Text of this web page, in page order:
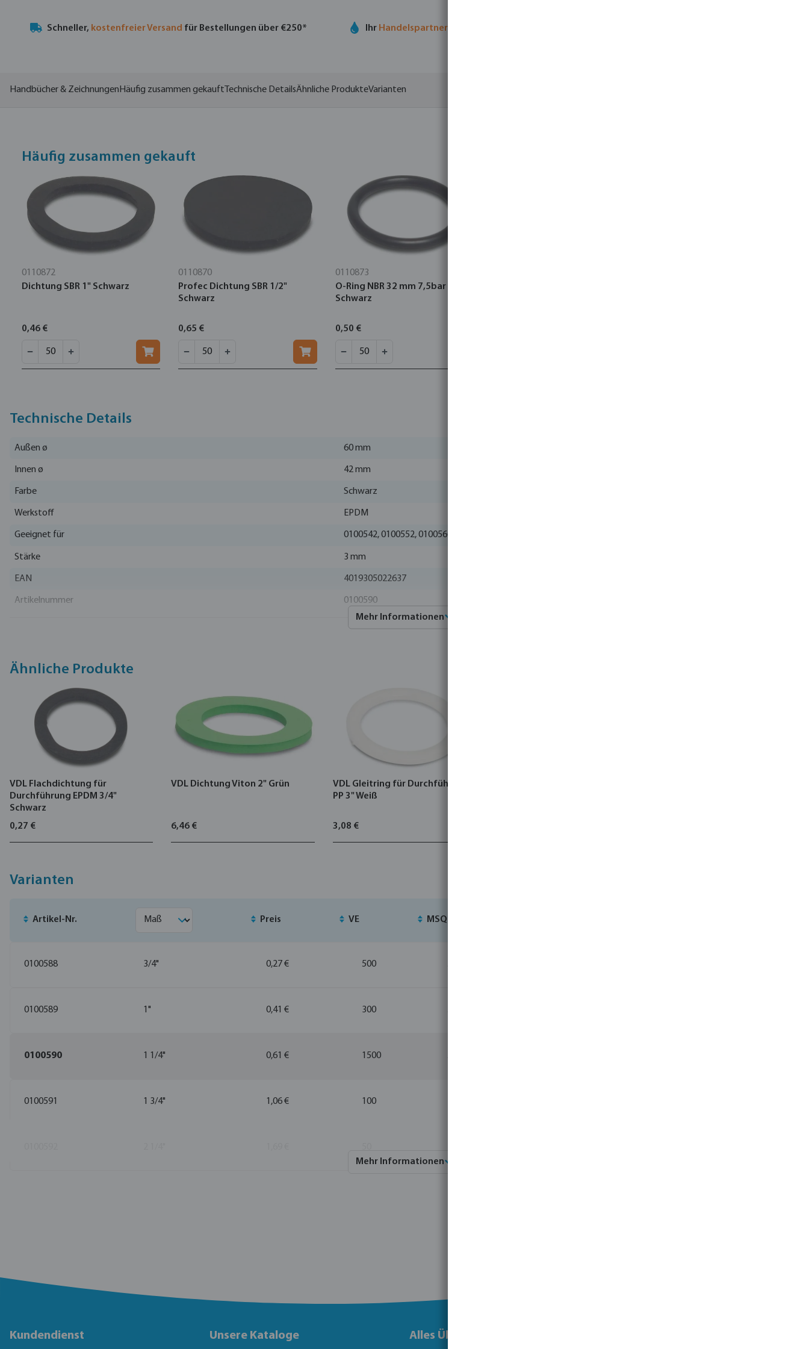
Schneller, kostenfreier Versand für Bestellungen über €250* Ihr Handelspartner
Handbücher & Zeichnungen Häufig zusammen gekauft Technische DetailsÄhnliche ProdukteVarianten
Häufig zusammen gekauft
0110872
Dichtung SBR 1" Schwarz
0,46 €
0110870
Profec Dichtung SBR 1/2"
Schwarz
0,65 €
0110873
O-Ring NBR 32 mm 7,5bar
Schwarz
0,50 €
Technische Details
Außen ø 60 mm
Innen ø 42 mm
Farbe Schwarz
Werkstoff EPDM
Geeignet für 0100542, 0100552, 0100560
Stärke 3 mm
EAN 4019305022637
Artikelnummer 0100590
VDL
Mehr Informationen
Ähnliche Produkte
VDL Flachdichtung für
Durchführung EPDM 3/4"
Schwarz
0,27 €
VDL Dichtung Viton 2" Grün
6,46 €
VDL Gleitring für Durchführung
PP 3" Weiß
3,08 €
Varianten
Artikel-Nr. Preis VE MSQ
0100588 3/4" 0,27 € 500
0100589 1" 0,41 € 300
0100590 1 1/4" 0,61 € 1500
0100591 1 3/4" 1,06 € 100
Mehr Informationen
Kundendienst Unsere Kataloge Alles Über Bevo